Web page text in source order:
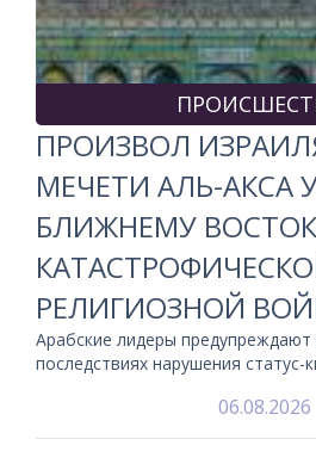
ПРОИЗВОЛ
МЕЧЕТИ АЛЬ-АКСА
БЛИЖНЕМУ
РЕЛИГИОЗНОЙ
Арабские лидеры
последствиях нарушения статус-
06.08.2026